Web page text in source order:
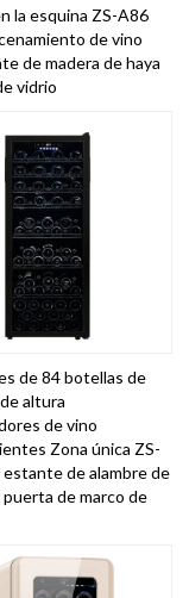
la esquina ZS-A86
de vino
de madera de haya
vidrio
de 84 botellas de
altura
de vino
Zona única ZS-
de alambre de
puerta de marco de